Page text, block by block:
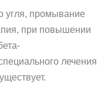
угля, промывание
при повышении
лечения